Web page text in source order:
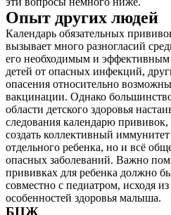
Опыт других людей
Календарь обязательных
вызывает много разногласий
его необходимым и
детей от опасных инфекций,
опасения относительно
вакцинации. Однако
области детского здоровья
следования календарю прививок,
создать коллективный
отдельного ребенка, но и всё
опасных заболеваний. Важно
прививках для ребенка должно
совместно с педиатром, исходя
особенностей здоровья малыша.
БЦЖ